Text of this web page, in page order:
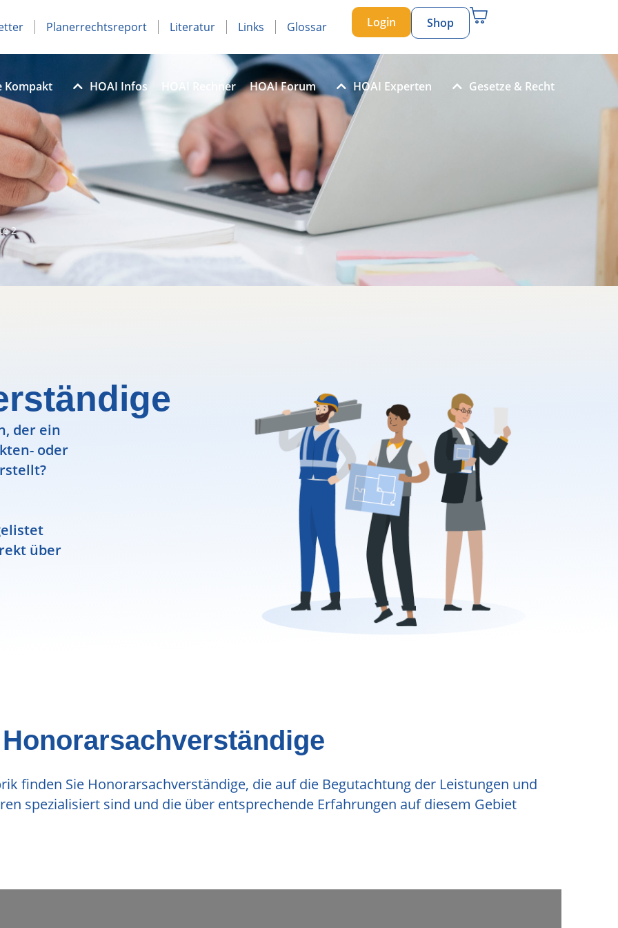
Planerrechtsreport Literatur Links Glossar Login Shop
Kompakt HOAI Infos HOAI Rechner HOAI Forum HOAI Experten Gesetze & Recht
2
der ein
oder
über
finden Sie Honorarsachverständige, die auf die Begutachtung der Leistungen und
spezialisiert sind und die über entsprechende Erfahrungen auf diesem Gebiet